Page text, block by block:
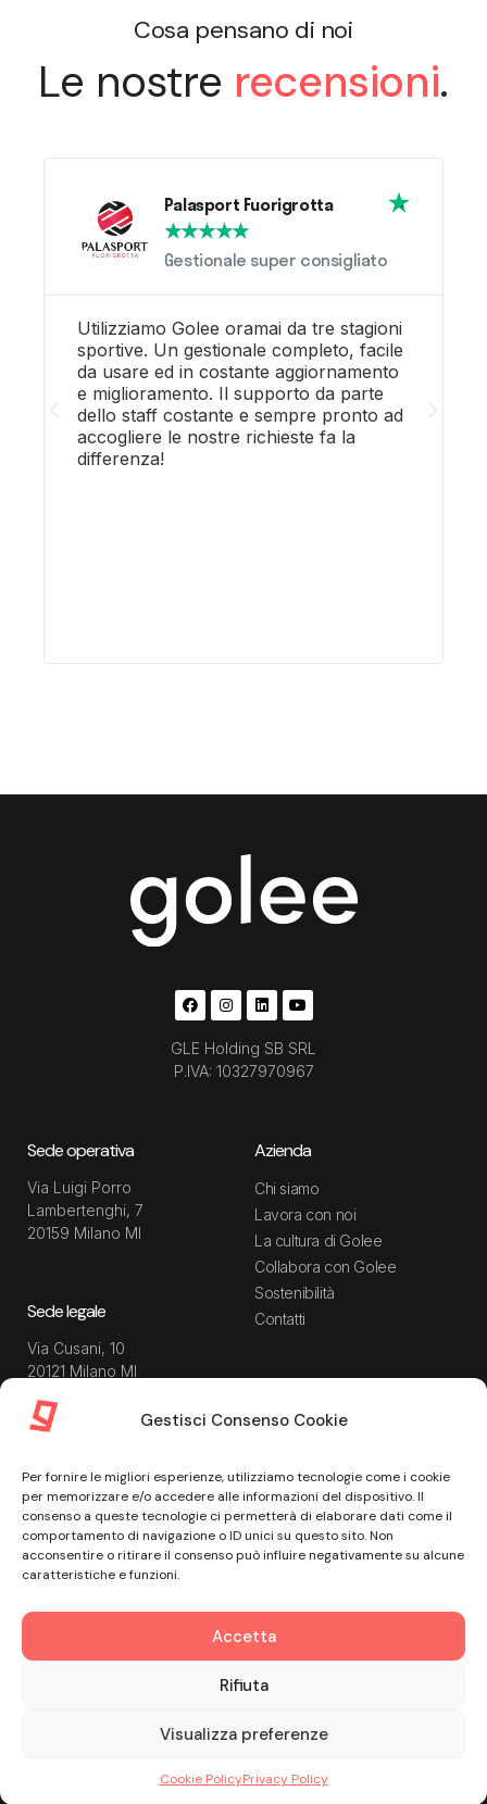
Gestisci Consenso Cookie
Per fornire le migliori esperienze, utilizziamo tecnologie come i cookie
per memorizzare e/o accedere alle informazioni del dispositivo. Il
consenso a queste tecnologie ci permetterà di elaborare dati come il
comportamento di navigazione o ID unici su questo sito. Non
acconsentire o ritirare il consenso può influire negativamente su alcune
caratteristiche e funzioni.
Accetta
Rifiuta
Visualizza preferenze
Cookie PolicyPrivacy Policy
Cosa pensano di noi
Le nostre recensioni.
Palasport Fuorigrotta
★★★★★
Gestionale super consigliato
Utilizziamo Golee oramai da tre stagioni
sportive. Un gestionale completo, facile
da usare ed in costante aggiornamento
e miglioramento. Il supporto da parte
dello staff costante e sempre pronto ad
accogliere le nostre richieste fa la
differenza!
GLE Holding SB SRL
P.IVA: 10327970967
Sede operativa
Via Luigi Porro
Lambertenghi, 7
20159 Milano MI
Sede legale
Via Cusani, 10
20121 Milano MI
Azienda
Chi siamo
Lavora con noi
La cultura di Golee
Collabora con Golee
Sostenibilità
Contatti
Blog
Guide
Modulistica
Webinar
Centro assistenza
Privacy Policy
Data Processing Agreement
Termini e condizioni di
servizio
Informativa Privacy Recruiting
Cookie Policy
Misure di sicurezza
Cambiamo lo sport.Insieme.